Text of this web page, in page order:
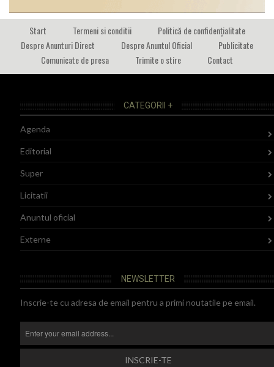
Start Termeni si conditii
Politică de confidențialitate
Despre Anunturi Direct
Despre Anuntul Oficial
Publicitate
Comunicate de presa
Trimite o stire Contact
CATEGORII +
Agenda
Editorial
Super
Licitatii
Anuntul oficial
Externe
NEWSLETTER
Inscrie-te cu adresa de email pentru a primi noutatile pe email.